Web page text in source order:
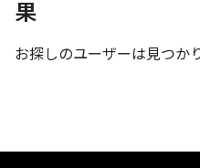
果
お探しのユーザーは見つか